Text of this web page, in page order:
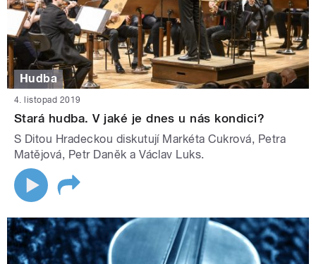
Hudba
4. listopad 2019
Stará hudba. V jaké je dnes u nás kondici?
S Ditou Hradeckou diskutují Markéta Cukrová, Petra
Matějová, Petr Daněk a Václav Luks.